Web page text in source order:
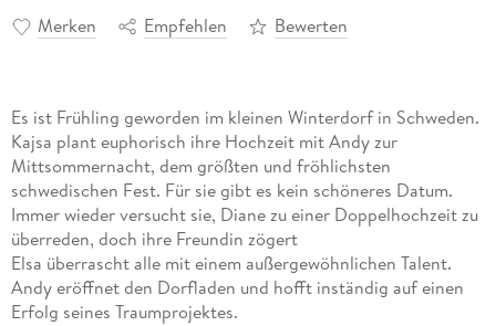
Merken Empfehlen Bewerten
Es ist Frühling geworden im kleinen Winterdorf in Schweden.
Kajsa plant euphorisch ihre Hochzeit mit Andy zur
Mittsommernacht, dem größten und fröhlichsten
schwedischen Fest. Für sie gibt es kein schöneres Datum.
Immer wieder versucht sie, Diane zu einer Doppelhochzeit zu
überreden, doch ihre Freundin zögert
Elsa überrascht alle mit einem außergewöhnlichen Talent.
Andy eröffnet den Dorfladen und hofft inständig auf einen
Erfolg seines Traumprojektes.